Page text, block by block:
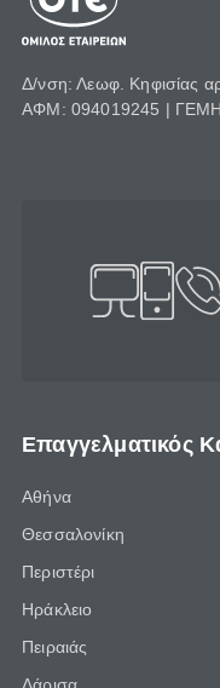
Δ/νση: Λεωφ. Κηφισίας
ΑΦΜ: 094019245 |
Επαγγελματικός
Αθήνα
Θεσσαλονίκη
Περιστέρι
Ηράκλειο
Πειραιάς